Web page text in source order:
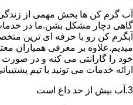
آب گرم کن ها بخش مهمی از
گاهی دچار مشکل بشن.ما در خدمات
آبگرم کن رو با حرفه ای ترین
میدیم.علاوه بر معرفی
خود را گارانتی می کنه و در
ارائه خدمات می تونید با تیم
3.آب بیش از حد داغ است